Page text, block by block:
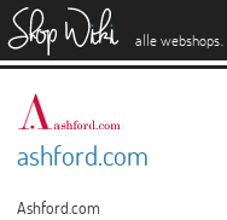
alle webshops.
ashford.com
Ashford.com